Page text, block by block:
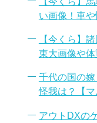
い画像！車や
【今くら】
東大画像や体
千代の国の
怪我は？【マ
アウトDXの